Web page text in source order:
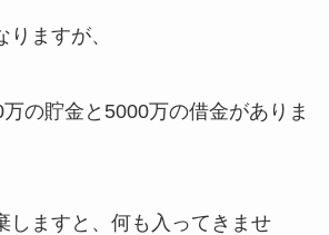
ますが、
の貯金と5000万の借金がありま
しますと、何も入ってきませ